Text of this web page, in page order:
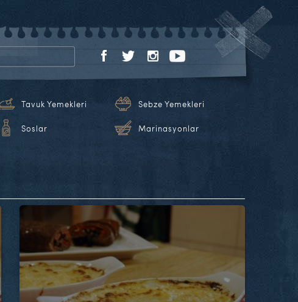
Tavuk Yemekleri Sebze Yemekleri
Soslar Marinasyonlar